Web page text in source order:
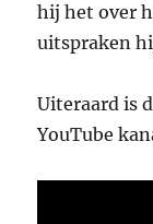
hij het over
uitspraken
Uiteraard is
YouTube